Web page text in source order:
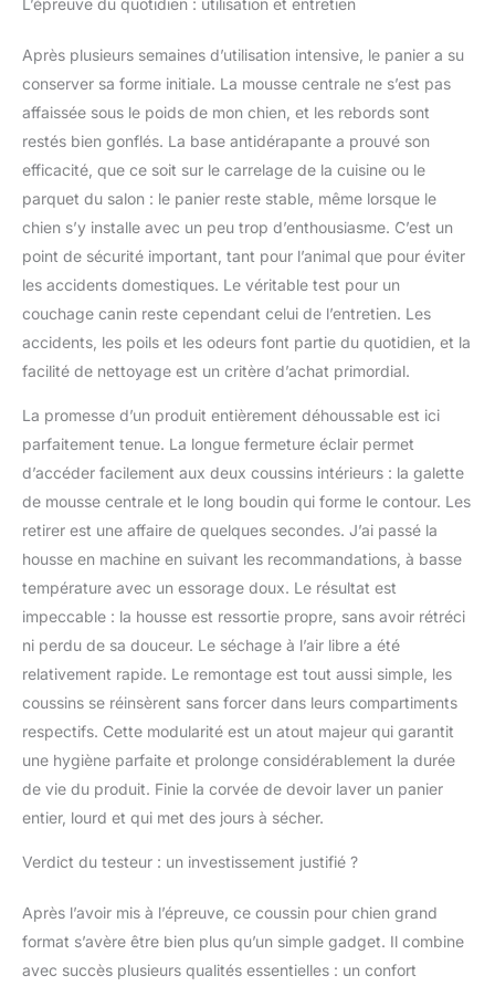
en Europe.
Après plusieurs semaines d’utilisation intensive, le panier a su
conserver sa forme initiale. La mousse centrale ne s’est pas
affaissée sous le poids de mon chien, et les rebords sont
restés bien gonflés. La base antidérapante a prouvé son
efficacité, que ce soit sur le carrelage de la cuisine ou le
parquet du salon : le panier reste stable, même lorsque le
chien s’y installe avec un peu trop d’enthousiasme. C’est un
point de sécurité important, tant pour l’animal que pour éviter
les accidents domestiques. Le véritable test pour un
couchage canin reste cependant celui de l’entretien. Les
accidents, les poils et les odeurs font partie du quotidien, et la
facilité de nettoyage est un critère d’achat primordial.
La promesse d’un produit entièrement déhoussable est ici
parfaitement tenue. La longue fermeture éclair permet
d’accéder facilement aux deux coussins intérieurs : la galette
de mousse centrale et le long boudin qui forme le contour. Les
retirer est une affaire de quelques secondes. J’ai passé la
housse en machine en suivant les recommandations, à basse
température avec un essorage doux. Le résultat est
impeccable : la housse est ressortie propre, sans avoir rétréci
ni perdu de sa douceur. Le séchage à l’air libre a été
relativement rapide. Le remontage est tout aussi simple, les
coussins se réinsèrent sans forcer dans leurs compartiments
respectifs. Cette modularité est un atout majeur qui garantit
une hygiène parfaite et prolonge considérablement la durée
de vie du produit. Finie la corvée de devoir laver un panier
entier, lourd et qui met des jours à sécher.
Verdict du testeur : un investissement justifié ?
Après l’avoir mis à l’épreuve, ce coussin pour chien grand
format s’avère être bien plus qu’un simple gadget. Il combine
avec succès plusieurs qualités essentielles : un confort